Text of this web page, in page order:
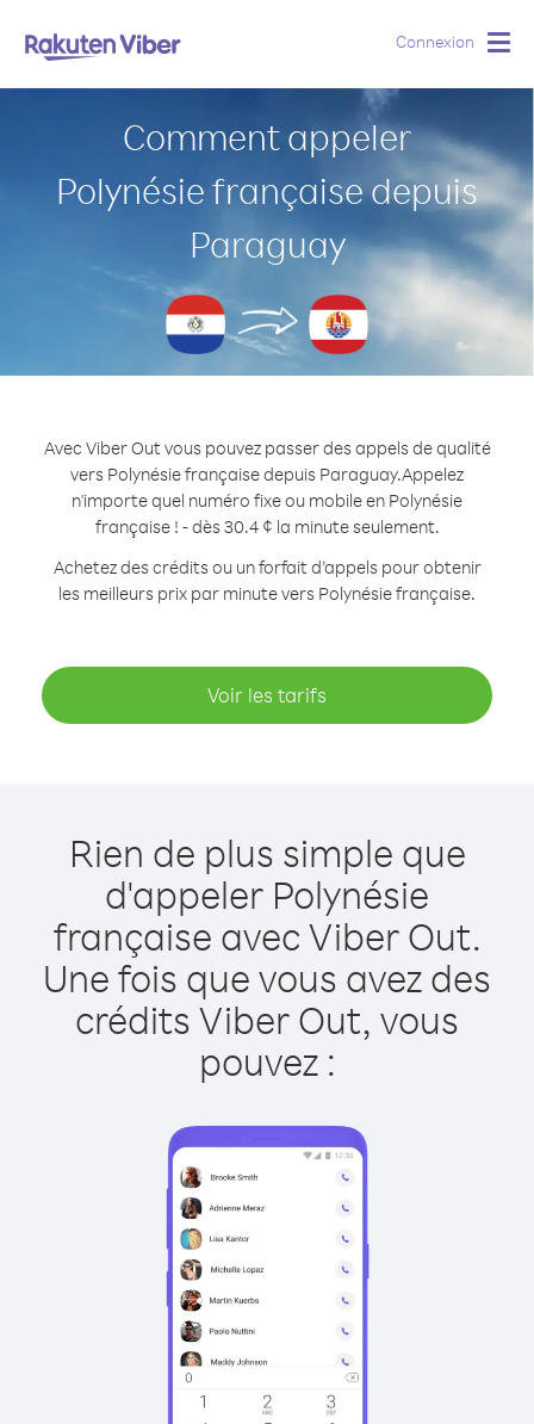
Connexion
Comment appeler
Polynésie française depuis
Paraguay
Avec Viber Out vous pouvez passer des appels de qualité
vers Polynésie française depuis Paraguay.Appelez
n'importe quel numéro fixe ou mobile en Polynésie
française ! - dès 30.4 ¢ la minute seulement.
Achetez des crédits ou un forfait d’appels pour obtenir
les meilleurs prix par minute vers Polynésie française.
Voir les tarifs
Rien de plus simple que
d'appeler Polynésie
française avec Viber Out.
Une fois que vous avez des
crédits Viber Out, vous
pouvez :